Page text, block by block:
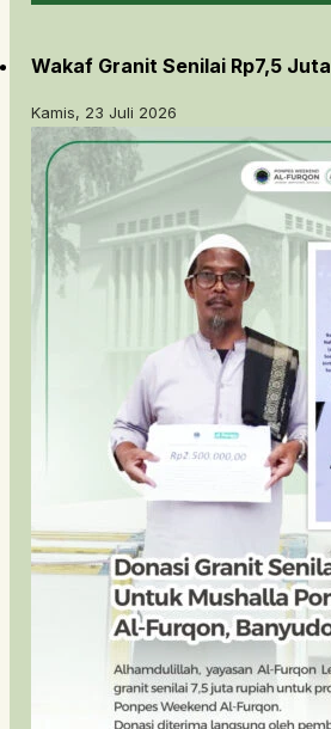
Wakaf Granit Senilai Rp7,5
Kamis, 23 Juli 2026